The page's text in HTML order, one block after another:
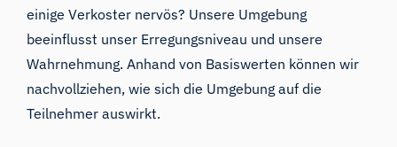
einige Verkoster nervös? Unsere Umgebung
beeinflusst unser Erregungsniveau und unsere
Wahrnehmung. Anhand von Basiswerten können wir
nachvollziehen, wie sich die Umgebung auf die
Teilnehmer auswirkt.